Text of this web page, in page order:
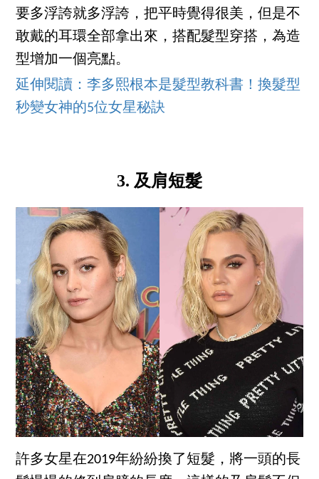
要多浮誇就多浮誇，把平時覺得很美，但是不
敢戴的耳環全部拿出來，搭配髮型穿搭，為造
型增加一個亮點。
延伸閱讀：李多熙根本是髮型教科書！換髮型
秒變女神的5位女星秘訣
3. 及肩短髮
許多女星在2019年紛紛換了短髮，將一頭的長